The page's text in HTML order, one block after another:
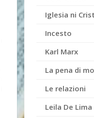
Iglesia ni
Incesto
Karl Marx
La pena di
Le relazioni
Leila De Lima